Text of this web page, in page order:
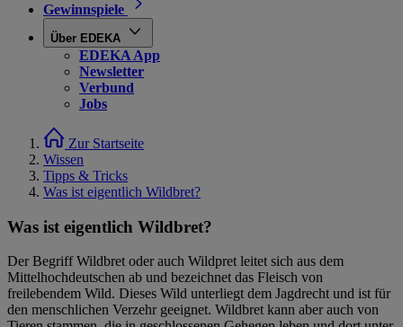
Gewinnspiele
Über EDEKA
EDEKA App
Newsletter
Verbund
Jobs
Zur Startseite
Wissen
Tipps & Tricks
Was ist eigentlich Wildbret?
Was ist eigentlich Wildbret?
Der Begriff Wildbret oder auch Wildpret leitet sich aus dem
Mittelhochdeutschen ab und bezeichnet das Fleisch von
freilebendem Wild. Dieses Wild unterliegt dem Jagdrecht und ist für
den menschlichen Verzehr geeignet. Wildbret kann aber auch von